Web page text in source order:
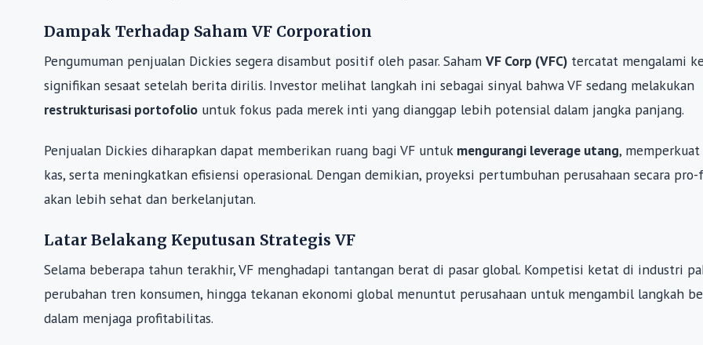
Dampak Terhadap Saham VF Corporation
Pengumuman penjualan Dickies segera disambut positif oleh pasar. Saham VF Corp (VFC) tercatat mengalami
signifikan sesaat setelah berita dirilis. Investor melihat langkah ini sebagai sinyal bahwa VF sedang melakukan
restrukturisasi portofolio untuk fokus pada merek inti yang dianggap lebih potensial dalam jangka panjang.
Penjualan Dickies diharapkan dapat memberikan ruang bagi VF untuk mengurangi leverage utang, memperkuat
kas, serta meningkatkan efisiensi operasional. Dengan demikian, proyeksi pertumbuhan perusahaan secara pro-
akan lebih sehat dan berkelanjutan.
Latar Belakang Keputusan Strategis VF
Selama beberapa tahun terakhir, VF menghadapi tantangan berat di pasar global. Kompetisi ketat di industri
perubahan tren konsumen, hingga tekanan ekonomi global menuntut perusahaan untuk mengambil langkah
dalam menjaga profitabilitas.